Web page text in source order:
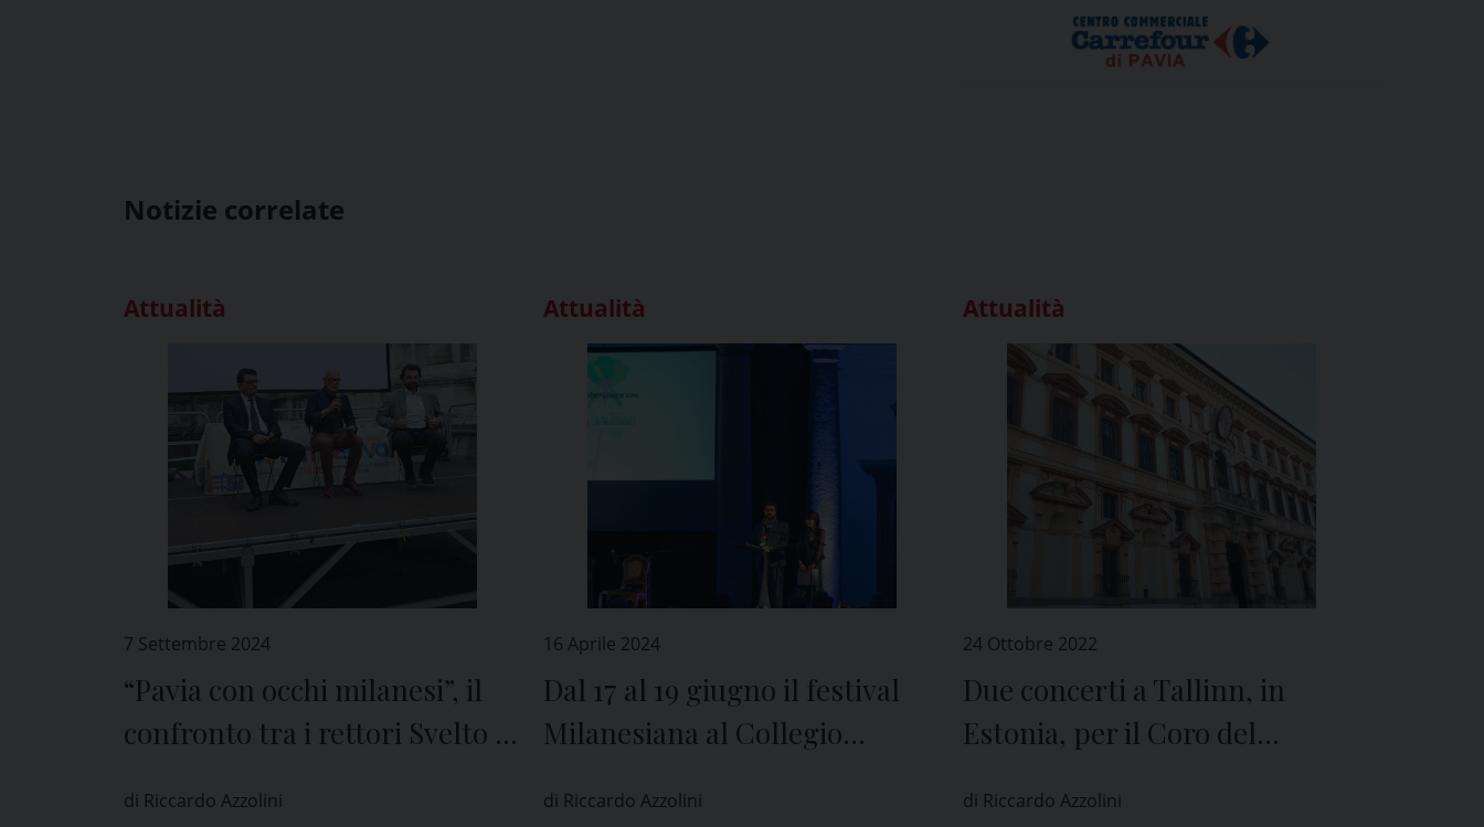
Notizie correlate
Attualità
7 Settembre 2024
“Pavia con occhi milanesi”, il
confronto tra i rettori Svelto e
di Riccardo Azzolini
Attualità
16 Aprile 2024
Dal 17 al 19 giugno il festival
Milanesiana al Collegio
di Riccardo Azzolini
Attualità
24 Ottobre 2022
Due concerti a Tallinn, in
Estonia, per il Coro del
di Riccardo Azzolini